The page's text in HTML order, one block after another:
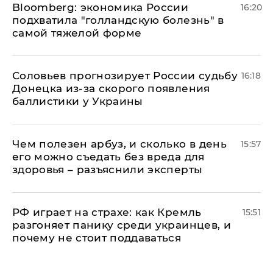
Bloomberg: экономика России
подхватила "голландскую болезнь" в
самой тяжелой форме
16:20
Соловьев прогнозирует России судьбу
Донецка из-за скорого появления
баллистики у Украины
16:18
Чем полезен арбуз, и сколько в день
его можно съедать без вреда для
здоровья – разъяснили эксперты
15:57
РФ играет на страхе: как Кремль
разгоняет панику среди украинцев, и
почему не стоит поддаваться
15:51